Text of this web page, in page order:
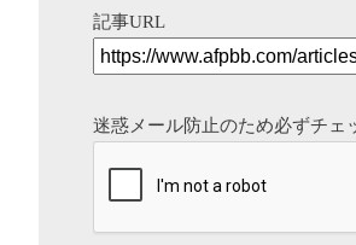
記事URL
迷惑メール防止のため必ずチェ